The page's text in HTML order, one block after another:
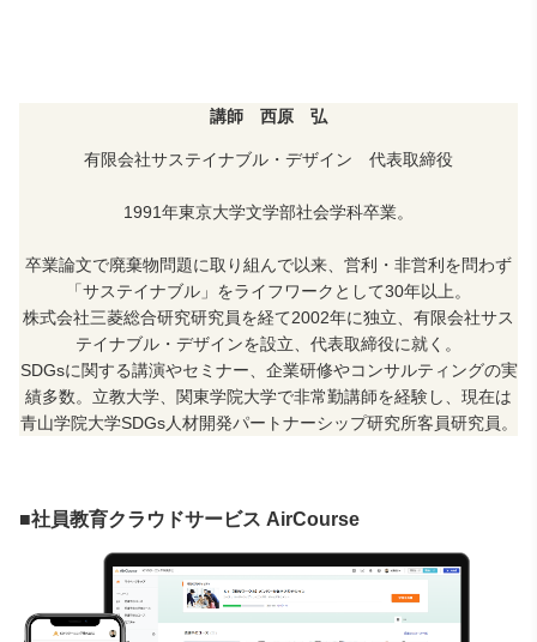
講師 西原 弘
有限会社サステイナブル・デザイン 代表取締役
1991年東京大学文学部社会学科卒業。
卒業論文で廃棄物問題に取り組んで以来、営利・非営利を問わず
「サステイナブル」をライフワークとして30年以上。
株式会社三菱総合研究研究員を経て2002年に独立、有限会社サス
テイナブル・デザインを設立、代表取締役に就く。
SDGsに関する講演やセミナー、企業研修やコンサルティングの実
績多数。立教大学、関東学院大学で非常勤講師を経験し、現在は
青山学院大学SDGs人材開発パートナーシップ研究所客員研究員。
■社員教育クラウドサービス AirCourse